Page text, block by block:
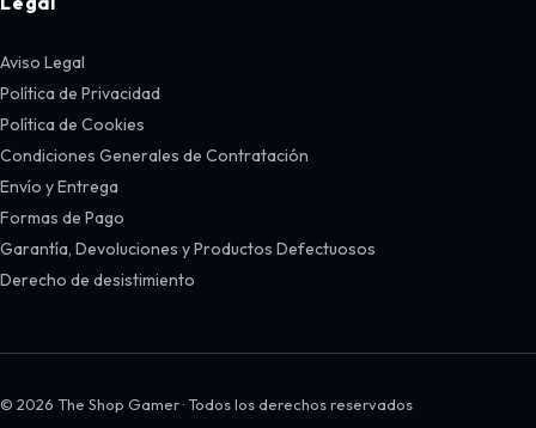
Aviso Legal
Política de Privacidad
Política de Cookies
Condiciones Generales de Contratación
Envío y Entrega
Formas de Pago
Garantía, Devoluciones y Productos Defectuosos
Derecho de desistimiento
© 2026 The Shop Gamer · Todos los derechos reservados